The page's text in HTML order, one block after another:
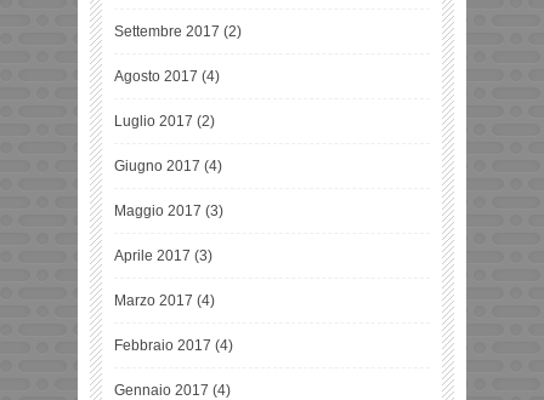
Settembre 2017 (2)
Agosto 2017 (4)
Luglio 2017 (2)
Giugno 2017 (4)
Maggio 2017 (3)
Aprile 2017 (3)
Marzo 2017 (4)
Febbraio 2017 (4)
Gennaio 2017 (4)